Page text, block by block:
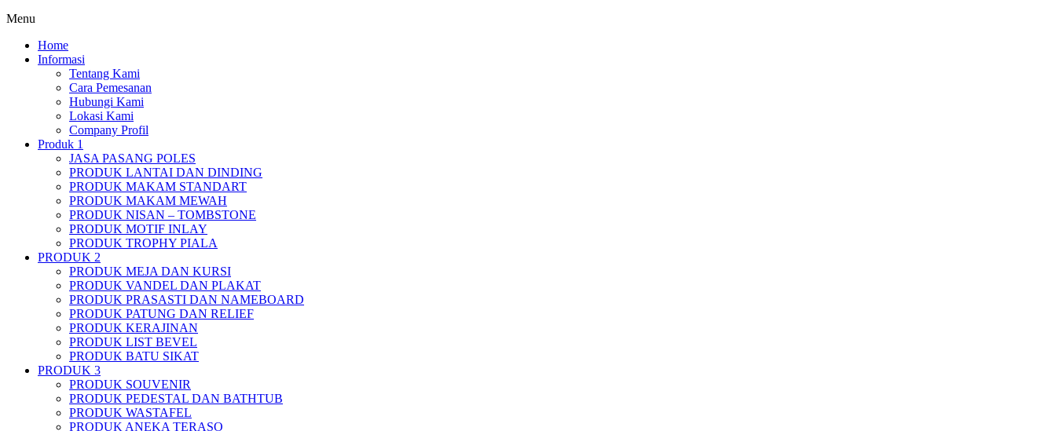
Menu
Home
Informasi
Tentang Kami
Cara Pemesanan
Hubungi Kami
Lokasi Kami
Company Profil
Produk 1
JASA PASANG POLES
PRODUK LANTAI DAN DINDING
PRODUK MAKAM STANDART
PRODUK MAKAM MEWAH
PRODUK NISAN – TOMBSTONE
PRODUK MOTIF INLAY
PRODUK TROPHY PIALA
PRODUK 2
PRODUK MEJA DAN KURSI
PRODUK VANDEL DAN PLAKAT
PRODUK PRASASTI DAN NAMEBOARD
PRODUK PATUNG DAN RELIEF
PRODUK KERAJINAN
PRODUK LIST BEVEL
PRODUK BATU SIKAT
PRODUK 3
PRODUK SOUVENIR
PRODUK PEDESTAL DAN BATHTUB
PRODUK WASTAFEL
PRODUK ANEKA TERASO